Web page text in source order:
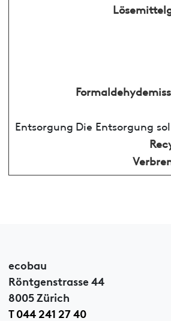
Entsorgung Die Entsorgung
ecobau
Röntgenstrasse 44
8005 Zürich
T 044 241 27 40